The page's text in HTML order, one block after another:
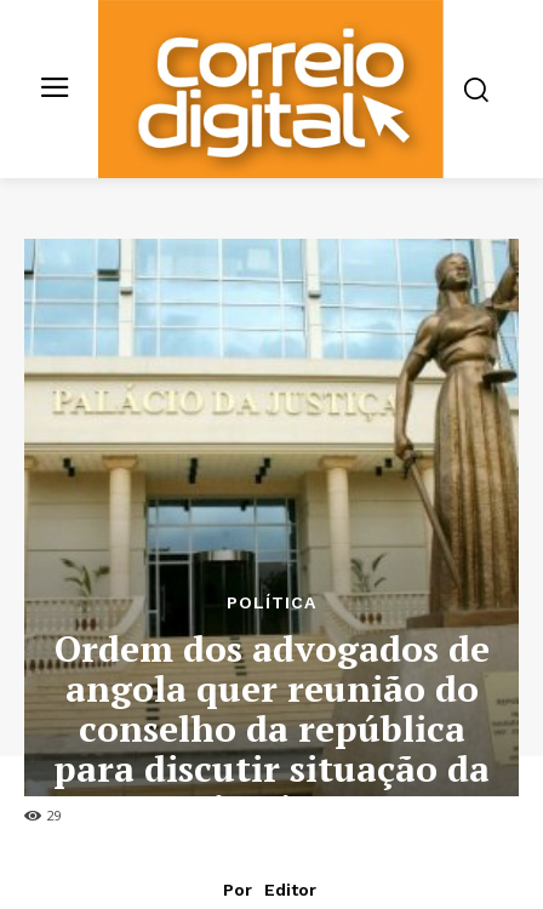
29
POLÍTICA
Ordem dos advogados de
angola quer reunião do
conselho da república
para discutir situação da
justiça
Por
Editor